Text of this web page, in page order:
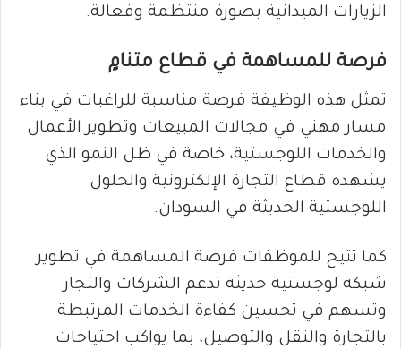
الزيارات الميدانية بصورة منتظمة وفعالة.
فرصة للمساهمة في قطاع متنامٍ
تمثل هذه الوظيفة فرصة مناسبة للراغبات في بناء
مسار مهني في مجالات المبيعات وتطوير الأعمال
والخدمات اللوجستية، خاصة في ظل النمو الذي
يشهده قطاع التجارة الإلكترونية والحلول
اللوجستية الحديثة في السودان.
كما تتيح للموظفات فرصة المساهمة في تطوير
شبكة لوجستية حديثة تدعم الشركات والتجار
وتسهم في تحسين كفاءة الخدمات المرتبطة
بالتجارة والنقل والتوصيل، بما يواكب احتياجات